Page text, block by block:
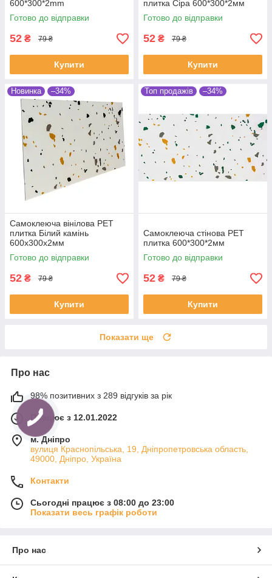
600*300*2mm
Готово до відправки
52 ₴ 79 ₴
Купити
плитка Сіра 600*300*2мм
Готово до відправки
52 ₴ 79 ₴
Купити
Новинка –34%
Самоклеюча вінілова PET
плитка Білий камінь
600х300х2мм
Готово до відправки
52 ₴ 79 ₴
Купити
Топ продажів –34%
Самоклеюча стінова PET
плитка 600*300*2мм
Готово до відправки
52 ₴ 79 ₴
Купити
Показати ще
Про нас
98% позитивних з 289 відгуків за рік
Працює з 12.01.2022
м. Дніпро
вулиця Краснопільська, 19, Дніпропетровська область,
49000, Дніпро, Україна
Контакти
Сьогодні працює з 08:00 до 23:00
Показати весь графік роботи
Про нас